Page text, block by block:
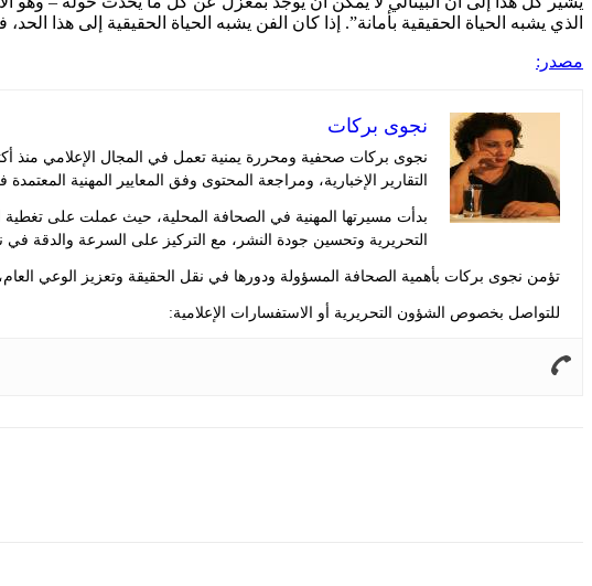
الذي يشبه الحياة الحقيقية بأمانة”. إذا كان الفن يشبه الحياة الحقيقية إلى هذا
مصدر:
نجوى بركات
نجوى بركات صحفية ومحررة يمنية تعمل في المجال الإعلامي منذ
التقارير الإخبارية، ومراجعة المحتوى وفق المعايير المهنية
بدأت مسيرتها المهنية في الصحافة المحلية، حيث عملت على
التحريرية وتحسين جودة النشر، مع التركيز على السرعة والدقة في
تؤمن نجوى بركات بأهمية الصحافة المسؤولة ودورها في نقل الحقيقة وتعزيز الوعي
للتواصل بخصوص الشؤون التحريرية أو الاستفسارات الإعلامية: